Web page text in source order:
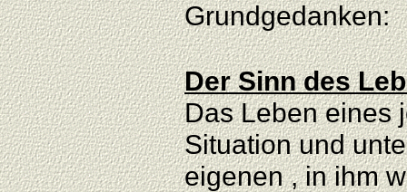
Grundgedanken:
Der Sinn des
Das Leben eines
Situation und
eigenen , in ihm